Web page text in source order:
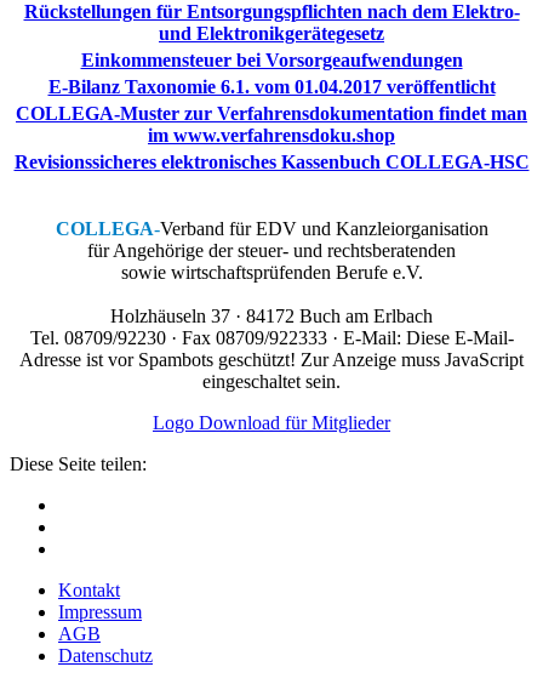
Rückstellungen für Entsorgungspflichten nach dem Elektro-
und Elektronikgerätegesetz
Einkommensteuer bei Vorsorgeaufwendungen
E-Bilanz Taxonomie 6.1. vom 01.04.2017 veröffentlicht
COLLEGA-Muster zur Verfahrensdokumentation findet man
im www.verfahrensdoku.shop
Revisionssicheres elektronisches Kassenbuch COLLEGA-HSC
COLLEGA-Verband für EDV und Kanzleiorganisation
für Angehörige der steuer- und rechtsberatenden
sowie wirtschaftsprüfenden Berufe e.V.
Holzhäuseln 37 · 84172 Buch am Erlbach
Tel. 08709/92230 · Fax 08709/922333 · E-Mail: Diese E-Mail-
Adresse ist vor Spambots geschützt! Zur Anzeige muss JavaScript
eingeschaltet sein.
Logo Download für Mitglieder
Diese Seite teilen:
Kontakt
Impressum
AGB
Datenschutz